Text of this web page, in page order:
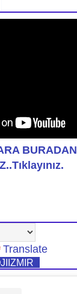
BURADAN
Translate